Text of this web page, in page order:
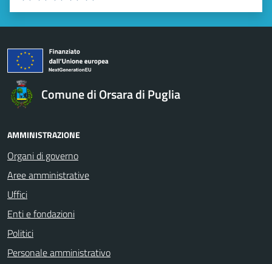
Valuta 5 stelle su 5
Valuta 4 stelle su 5
Valuta 3 stelle su 5
Valuta 2 stelle su 5
Valuta 1 stelle su 5
Comune di Orsara di Puglia
AMMINISTRAZIONE
Organi di governo
Aree amministrative
Uffici
Enti e fondazioni
Politici
Personale amministrativo